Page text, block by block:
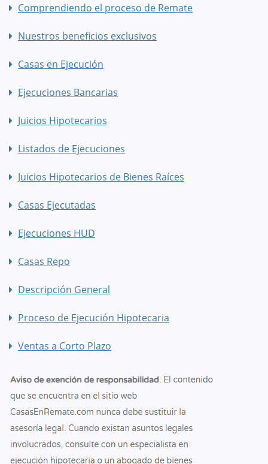
Comprendiendo el proceso de Remate
Nuestros beneficios exclusivos
Casas en Ejecución
Ejecuciones Bancarias
Juicios Hipotecarios
Listados de Ejecuciones
Juicios Hipotecarios de Bienes Raíces
Casas Ejecutadas
Ejecuciones HUD
Casas Repo
Descripción General
Proceso de Ejecución Hipotecaria
Ventas a Corto Plazo